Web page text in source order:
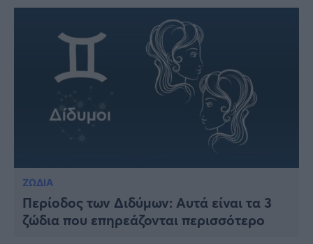
Ζώδια
ΖΩΔΙΑ
Περίοδος των Διδύμων: Αυτά είναι τα 3
ζώδια που επηρεάζονται περισσότερο